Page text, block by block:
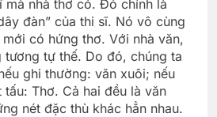
mà nhà thơ có. Ðó chính là
đàn” của thi sĩ. Nó vô cùng
có hứng thơ. Với nhà văn,
tương tự thế. Do đó, chúng ta
ghi thường: văn xuôi; nếu
Thơ. Cả hai đều là văn
nét đặc thù khác hẳn nhau.